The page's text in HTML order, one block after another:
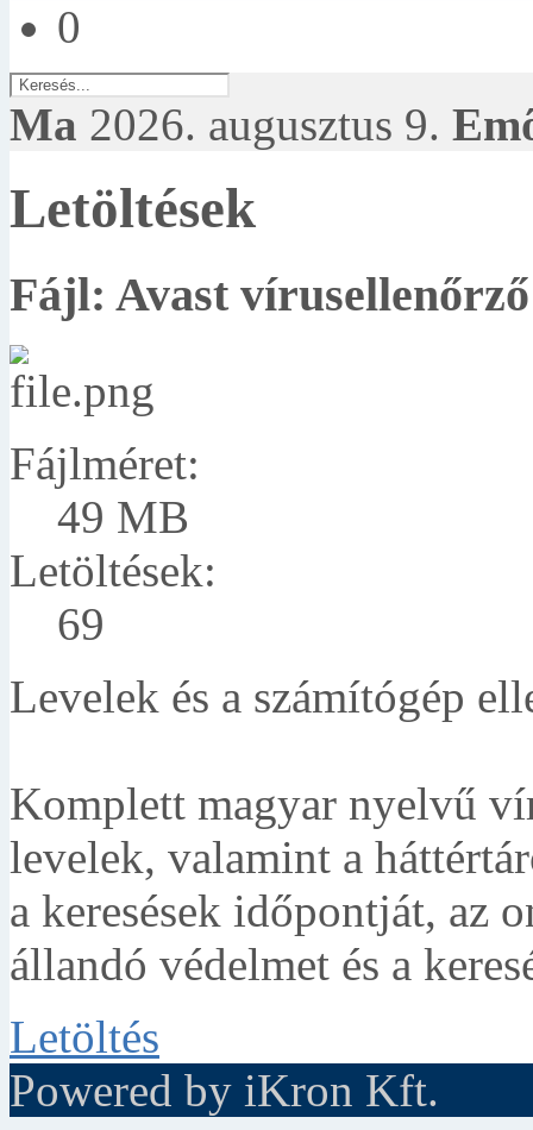
0
Ma 2026. augusztus 9.
Letöltések
Fájl: Avast vírusellenőrző
Fájlméret:
49 MB
Letöltések:
69
Levelek és a számítógép
Komplett magyar nyelvű
levelek, valamint a
a keresések időpontját, az
állandó védelmet és a
Letöltés
Powered by iKron Kft.